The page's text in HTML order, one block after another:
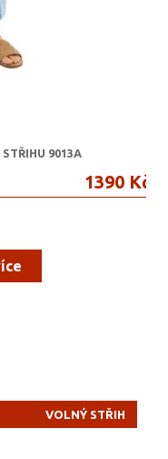
9013A
1390 Kč
VOLNÝ STŘIH